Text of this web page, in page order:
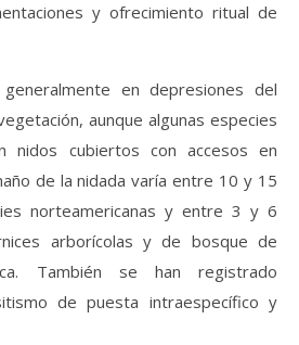
y ofrecimiento ritual de
en depresiones del
aunque algunas especies
nidos cubiertos con accesos en
de la nidada varía entre 10 y 15
norteamericanas y entre 3 y 6
arborícolas y de bosque de
También se han registrado
de puesta intraespecífico y